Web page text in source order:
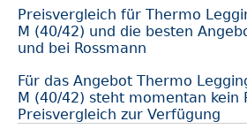
Preisvergleich für Thermo
M (40/42) und die besten
und bei Rossmann
Für das Angebot Thermo
M (40/42) steht momentan kein
Preisvergleich zur Verfügung